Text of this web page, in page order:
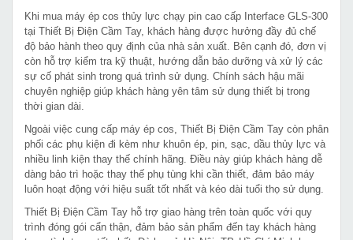
Khi mua máy ép cos thủy lực chạy pin cao cấp Interface GLS-300
tại Thiết Bị Điện Cầm Tay, khách hàng được hưởng đầy đủ chế
độ bảo hành theo quy định của nhà sản xuất. Bên cạnh đó, đơn vị
còn hỗ trợ kiểm tra kỹ thuật, hướng dẫn bảo dưỡng và xử lý các
sự cố phát sinh trong quá trình sử dụng. Chính sách hậu mãi
chuyên nghiệp giúp khách hàng yên tâm sử dụng thiết bị trong
thời gian dài.
Ngoài việc cung cấp máy ép cos, Thiết Bị Điện Cầm Tay còn phân
phối các phụ kiện đi kèm như khuôn ép, pin, sạc, dầu thủy lực và
nhiều linh kiện thay thế chính hãng. Điều này giúp khách hàng dễ
dàng bảo trì hoặc thay thế phụ tùng khi cần thiết, đảm bảo máy
luôn hoạt động với hiệu suất tốt nhất và kéo dài tuổi thọ sử dụng.
Thiết Bị Điện Cầm Tay hỗ trợ giao hàng trên toàn quốc với quy
trình đóng gói cẩn thận, đảm bảo sản phẩm đến tay khách hàng